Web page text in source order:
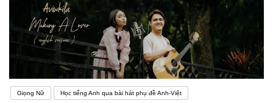
Giọng Nữ Học tiếng Anh qua bài hát phụ đề Anh-Việt